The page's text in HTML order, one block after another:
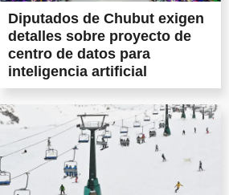
Diputados de Chubut exigen
detalles sobre proyecto de
centro de datos para
inteligencia artificial